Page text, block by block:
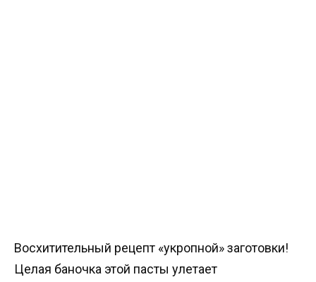
Восхитительный рецепт «укропной» заготовки!
Целая баночка этой пасты улетает